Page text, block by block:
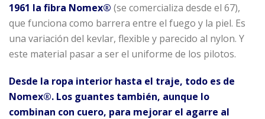
1961 la fibra Nomex® (se comercializa desde el 67),
que funciona como barrera entre el fuego y la piel. Es
una variación del kevlar, flexible y parecido al nylon. Y
este material pasar a ser el uniforme de los pilotos.
Desde la ropa interior hasta el traje, todo es de
Nomex®. Los guantes también, aunque lo
combinan con cuero, para mejorar el agarre al